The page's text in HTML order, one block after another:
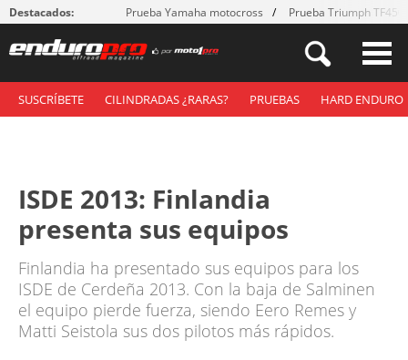
Destacados: Prueba Yamaha motocross Prueba Triumph
SUSCRÍBETE CILINDRADAS ¿RARAS? PRUEBAS HARD ENDURO
ISDE 2013: Finlandia
presenta sus equipos
Finlandia ha presentado sus equipos para los
ISDE de Cerdeña 2013. Con la baja de Salminen
el equipo pierde fuerza, siendo Eero Remes y
Matti Seistola sus dos pilotos más rápidos.